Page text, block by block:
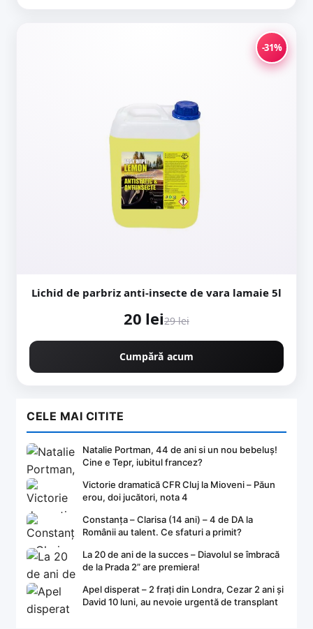
-31%
Lichid de parbriz anti-insecte de vara lamaie 5l
20 lei29 lei
Cumpără acum
CELE MAI CITITE
Natalie Portman, 44 de ani si un nou bebeluș!
Cine e Tepr, iubitul francez?
Victorie dramatică CFR Cluj la Mioveni – Păun
erou, doi jucători, nota 4
Constanța – Clarisa (14 ani) – 4 de DA la
Românii au talent. Ce sfaturi a primit?
La 20 de ani de la succes – Diavolul se îmbracă
de la Prada 2” are premiera!
Apel disperat – 2 frați din Londra, Cezar 2 ani și
David 10 luni, au nevoie urgentă de transplant